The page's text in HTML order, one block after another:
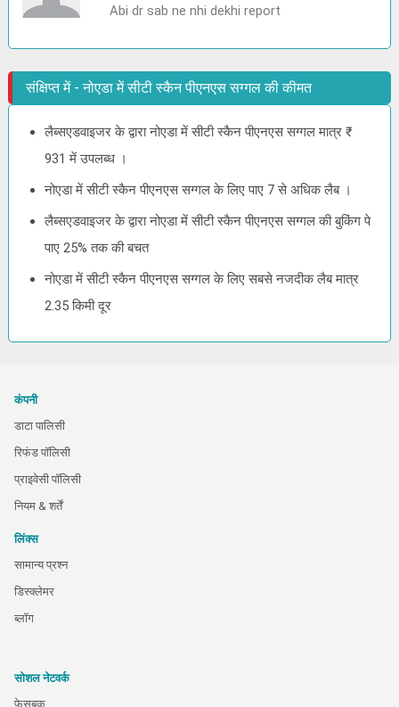
Abi dr sab ne nhi dekhi report
संक्षिप्त में - नोएडा में सीटी स्कैन पीएनएस सग्गल की कीमत
लैब्सएडवाइजर के द्वारा नोएडा में सीटी स्कैन पीएनएस सग्गल मात्र ₹
931 में उपलब्ध ।
नोएडा में सीटी स्कैन पीएनएस सग्गल के लिए पाए 7 से अधिक लैब ।
लैब्सएडवाइजर के द्वारा नोएडा में सीटी स्कैन पीएनएस सग्गल की बुकिंग पे
पाए 25% तक की बचत
नोएडा में सीटी स्कैन पीएनएस सग्गल के लिए सबसे नजदीक लैब मात्र
2.35 किमी दूर
कंपनी
डाटा पालिसी
रिफंड पॉलिसी
प्राइवेसी पॉलिसी
नियम & शर्तें
लिंक्स
सामान्य प्रश्न
डिस्क्लेमर
ब्लॉग
सोशल नेटवर्क
फेसबुक